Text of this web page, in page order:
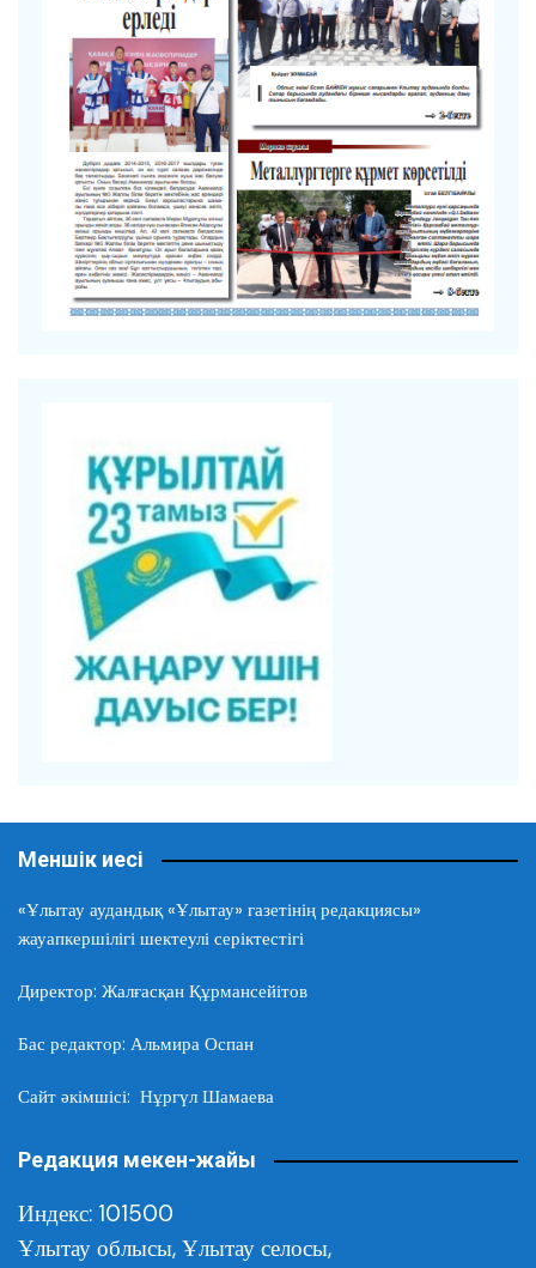
Меншік иесі
«Ұлытау аудандық «Ұлытау» газетінің редакциясы»
жауапкершілігі шектеулі серіктестігі
Директор: Жалғасқан Құрмансейітов
Бас редактор: Альмира Оспан
Сайт әкімшісі: Нұргүл Шамаева
Редакция мекен-жайы
Индекс: 101500
Ұлытау облысы, Ұлытау селосы,